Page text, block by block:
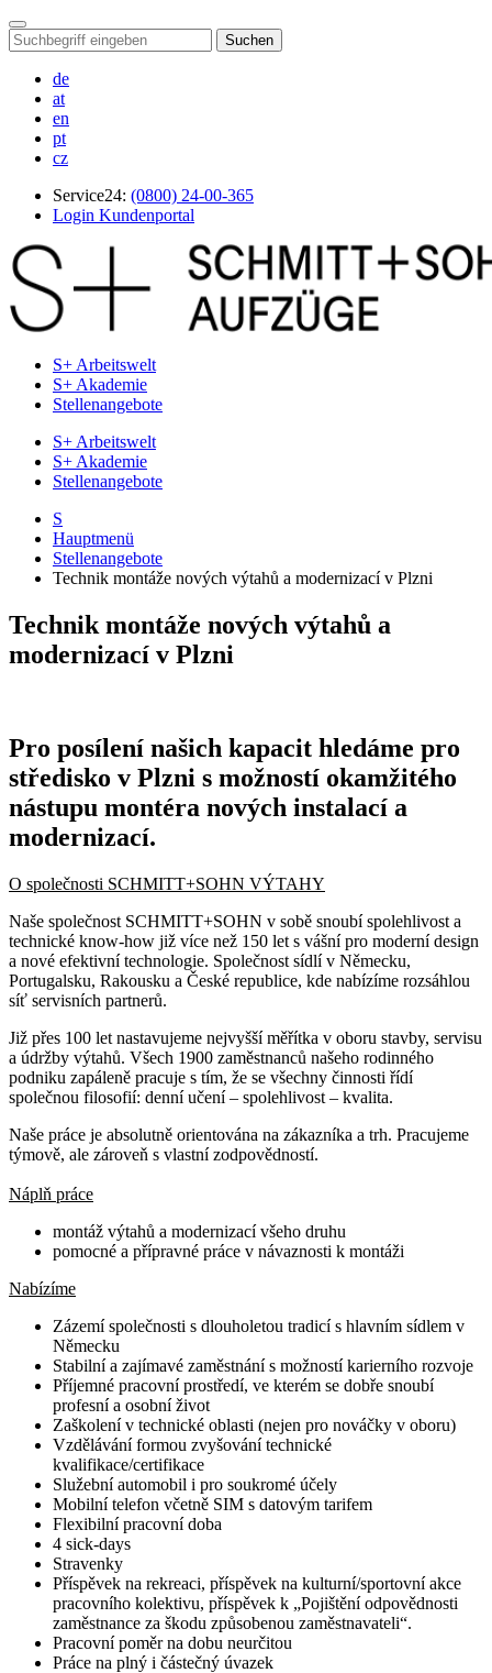
Suchen
de
at
en
pt
cz
Service24: (0800) 24-00-365
Login Kundenportal
S+ Arbeitswelt
S+ Akademie
Stellenangebote
S+ Arbeitswelt
S+ Akademie
Stellenangebote
S
Hauptmenü
Stellenangebote
Technik montáže nových výtahů a modernizací v Plzni
Technik montáže nových výtahů a
modernizací v Plzni
Pro posílení našich kapacit hledáme pro
středisko v Plzni s možností okamžitého
nástupu montéra nových instalací a
modernizací.
O společnosti SCHMITT+SOHN VÝTAHY
Naše společnost SCHMITT+SOHN v sobě snoubí spolehlivost a
technické know-how již více než 150 let s vášní pro moderní design
a nové efektivní technologie. Společnost sídlí v Německu,
Portugalsku, Rakousku a České republice, kde nabízíme rozsáhlou
síť servisních partnerů.
Již přes 100 let nastavujeme nejvyšší měřítka v oboru stavby, servisu
a údržby výtahů. Všech 1900 zaměstnanců našeho rodinného
podniku zapáleně pracuje s tím, že se všechny činnosti řídí
společnou filosofií: denní učení – spolehlivost – kvalita.
Naše práce je absolutně orientována na zákazníka a trh. Pracujeme
týmově, ale zároveň s vlastní zodpovědností.
Náplň práce
montáž výtahů a modernizací všeho druhu
pomocné a přípravné práce v návaznosti k montáži
Nabízíme
Zázemí společnosti s dlouholetou tradicí s hlavním sídlem v
Německu
Stabilní a zajímavé zaměstnání s možností karierního rozvoje
Příjemné pracovní prostředí, ve kterém se dobře snoubí
profesní a osobní život
Zaškolení v technické oblasti (nejen pro nováčky v oboru)
Vzdělávání formou zvyšování technické
kvalifikace/certifikace
Služební automobil i pro soukromé účely
Mobilní telefon včetně SIM s datovým tarifem
Flexibilní pracovní doba
4 sick-days
Stravenky
Příspěvek na rekreaci, příspěvek na kulturní/sportovní akce
pracovního kolektivu, příspěvek k „Pojištění odpovědnosti
zaměstnance za škodu způsobenou zaměstnavateli“.
Pracovní poměr na dobu neurčitou
Práce na plný i částečný úvazek